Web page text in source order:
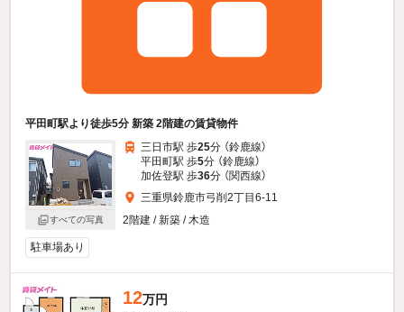
平田町駅より徒歩5分 新築 2階建の賃貸物件
すべての写真
三日市駅 歩25分 （鈴鹿線）
平田町駅 歩5分 （鈴鹿線）
加佐登駅 歩36分 （関西線）
三重県鈴鹿市弓削2丁目6-11
2階建 / 新築 / 木造
駐車場あり
12万円